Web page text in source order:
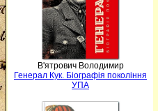
В'ятрович Володимир
Генерал Кук. Біографія покоління
УПА